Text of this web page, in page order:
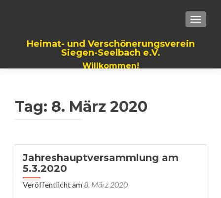
Heimat- und Verschönerungsverein
Siegen-Seelbach e.V.
Willkommen!
Tag: 8. März 2020
Jahreshauptversammlung am
5.3.2020
Veröffentlicht am8. März 2020